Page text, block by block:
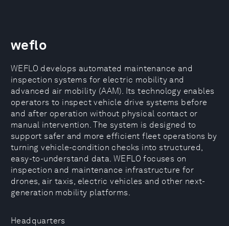
Headquarters
weflo
WEFLO develops automated maintenance and
inspection systems for electric mobility and
advanced air mobility (AAM). Its technology enables
operators to inspect vehicle drive systems before
and after operation without physical contact or
manual intervention. The system is designed to
support safer and more efficient fleet operations by
turning vehicle-condition checks into structured,
easy-to-understand data. WEFLO focuses on
inspection and maintenance infrastructure for
drones, air taxis, electric vehicles and other next-
generation mobility platforms.